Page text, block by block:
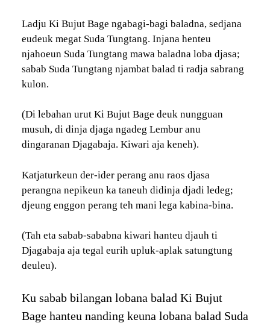
Ladju Ki Bujut Bage ngabagi-bagi baladna, sedjana
eudeuk megat Suda Tungtang. Injana henteu
njahoeun Suda Tungtang mawa baladna loba djasa;
sabab Suda Tungtang njambat balad ti radja sabrang
kulon.
(Di lebahan urut Ki Bujut Bage deuk nungguan
musuh, di dinja djaga ngadeg Lembur anu
dingaranan Djagabaja. Kiwari aja keneh).
Katjaturkeun der-ider perang anu raos djasa
perangna nepikeun ka taneuh didinja djadi ledeg;
djeung enggon perang teh mani lega kabina-bina.
(Tah eta sabab-sababna kiwari hanteu djauh ti
Djagabaja aja tegal eurih upluk-aplak satungtung
deuleu).
Ku sabab bilangan lobana balad Ki Bujut
Bage hanteu nanding keuna lobana balad Suda